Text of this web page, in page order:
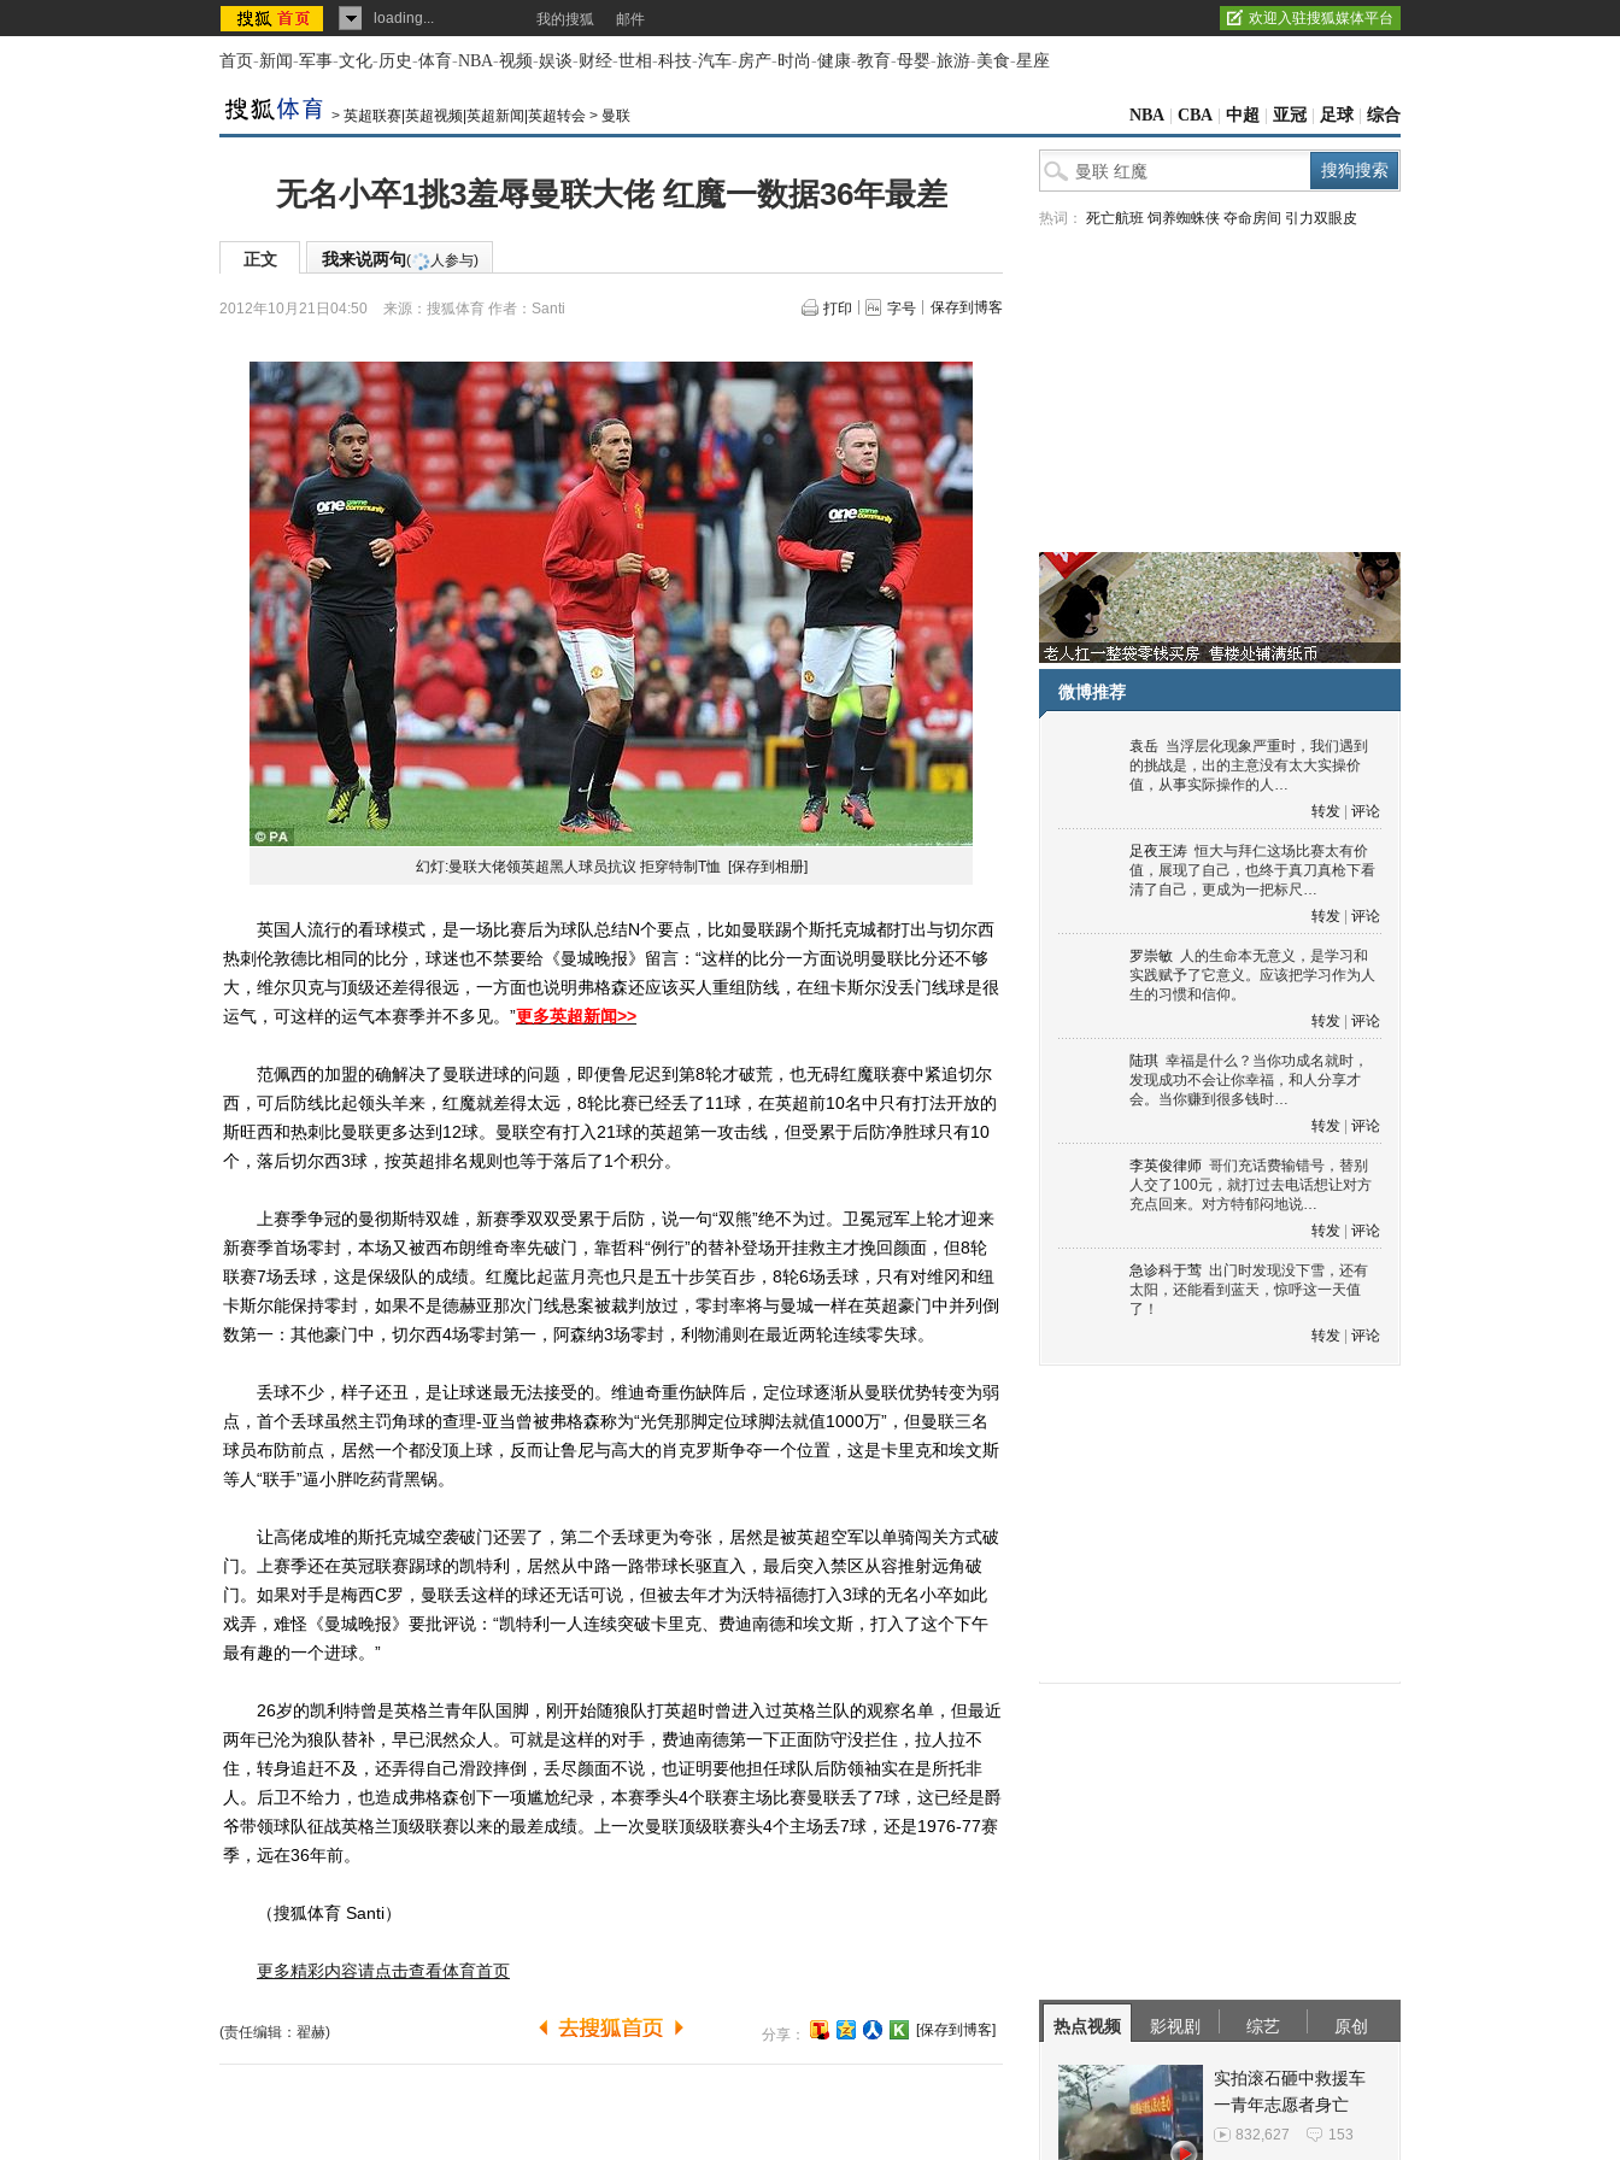
loading... 我的搜狐 邮件 欢迎入驻搜狐媒体平台
首页-新闻-军事-文化-历史-体育-NBA-视频-娱谈-财经-世相-科技-汽车-房产-时尚-健康-教育-母婴-旅游-美食-星座
> 英超联赛|英超视频|英超新闻|英超转会 > 曼联 NBA CBA 中超 亚冠 足球 综合
无名小卒1挑3羞辱曼联大佬 红魔一数据36年最差
正文 我来说两句( 人参与)
2012年10月21日04:50 来源： 搜狐体育 作者：Santi 打印 字号 保存到博客
幻灯:曼联大佬领英超黑人球员抗议 拒穿特制T恤 [保存到相册]
英国人流行的看球模式，是一场比赛后为球队总结N个要点，比如曼联踢个斯托克城都打出与切尔西
热刺伦敦德比相同的比分，球迷也不禁要给《曼城晚报》留言：“这样的比分一方面说明曼联比分还不够
大，维尔贝克与顶级还差得很远，一方面也说明弗格森还应该买人重组防线，在纽卡斯尔没丢门线球是很
运气，可这样的运气本赛季并不多见。”更多英超新闻>>
范佩西的加盟的确解决了曼联进球的问题，即便鲁尼迟到第8轮才破荒，也无碍红魔联赛中紧追切尔
西，可后防线比起领头羊来，红魔就差得太远，8轮比赛已经丢了11球，在英超前10名中只有打法开放的
斯旺西和热刺比曼联更多达到12球。曼联空有打入21球的英超第一攻击线，但受累于后防净胜球只有10
个，落后切尔西3球，按英超排名规则也等于落后了1个积分。
上赛季争冠的曼彻斯特双雄，新赛季双双受累于后防，说一句“双熊”绝不为过。卫冕冠军上轮才迎来
新赛季首场零封，本场又被西布朗维奇率先破门，靠哲科“例行”的替补登场开挂救主才挽回颜面，但8轮
联赛7场丢球，这是保级队的成绩。红魔比起蓝月亮也只是五十步笑百步，8轮6场丢球，只有对维冈和纽
卡斯尔能保持零封，如果不是德赫亚那次门线悬案被裁判放过，零封率将与曼城一样在英超豪门中并列倒
数第一：其他豪门中，切尔西4场零封第一，阿森纳3场零封，利物浦则在最近两轮连续零失球。
丢球不少，样子还丑，是让球迷最无法接受的。维迪奇重伤缺阵后，定位球逐渐从曼联优势转变为弱
点，首个丢球虽然主罚角球的查理-亚当曾被弗格森称为“光凭那脚定位球脚法就值1000万”，但曼联三名
球员布防前点，居然一个都没顶上球，反而让鲁尼与高大的肖克罗斯争夺一个位置，这是卡里克和埃文斯
等人“联手”逼小胖吃药背黑锅。
让高佬成堆的斯托克城空袭破门还罢了，第二个丢球更为夸张，居然是被英超空军以单骑闯关方式破
门。上赛季还在英冠联赛踢球的凯特利，居然从中路一路带球长驱直入，最后突入禁区从容推射远角破
门。如果对手是梅西C罗，曼联丢这样的球还无话可说，但被去年才为沃特福德打入3球的无名小卒如此
戏弄，难怪《曼城晚报》要批评说：“凯特利一人连续突破卡里克、费迪南德和埃文斯，打入了这个下午
最有趣的一个进球。”
26岁的凯利特曾是英格兰青年队国脚，刚开始随狼队打英超时曾进入过英格兰队的观察名单，但最近
两年已沦为狼队替补，早已泯然众人。可就是这样的对手，费迪南德第一下正面防守没拦住，拉人拉不
住，转身追赶不及，还弄得自己滑跤摔倒，丢尽颜面不说，也证明要他担任球队后防领袖实在是所托非
人。后卫不给力，也造成弗格森创下一项尴尬纪录，本赛季头4个联赛主场比赛曼联丢了7球，这已经是爵
爷带领球队征战英格兰顶级联赛以来的最差成绩。上一次曼联顶级联赛头4个主场丢7球，还是1976-77赛
季，远在36年前。
（搜狐体育 Santi）
更多精彩内容请点击查看体育首页
(责任编辑：翟赫) 分享： [保存到博客]
热词： 死亡航班 饲养蜘蛛侠 夺命房间 引力双眼皮
微博推荐
袁岳 当浮层化现象严重时，我们遇到
的挑战是，出的主意没有太大实操价
值，从事实际操作的人…
转发
评论
足夜王涛 恒大与拜仁这场比赛太有价
值，展现了自己，也终于真刀真枪下看
清了自己，更成为一把标尺…
转发
评论
罗崇敏 人的生命本无意义，是学习和
实践赋予了它意义。应该把学习作为人
生的习惯和信仰。
转发
评论
陆琪 幸福是什么？当你功成名就时，
发现成功不会让你幸福，和人分享才
会。当你赚到很多钱时…
转发
评论
李英俊律师 哥们充话费输错号，替别
人交了100元，就打过去电话想让对方
充点回来。对方特郁闷地说…
转发
评论
急诊科于莺 出门时发现没下雪，还有
太阳，还能看到蓝天，惊呼这一天值
了！
转发
评论
热点视频 影视剧 综艺 原创
实拍滚石砸中救援车
一青年志愿者身亡
832,627 153